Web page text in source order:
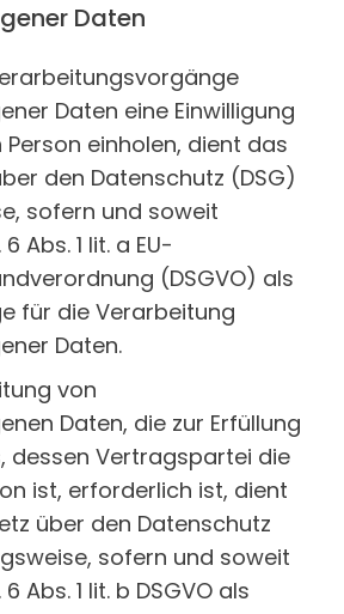
Daten
Daten eine Einwilligung
einholen, dient das
den Datenschutz (DSG)
sofern und soweit
Abs. 1 lit. a EU-
(DSGVO) als
für die Verarbeitung
Daten.
von
Daten, die zur Erfüllung
dessen Vertragspartei die
ist, erforderlich ist, dient
über den Datenschutz
sofern und soweit
Abs. 1 lit. b DSGVO als